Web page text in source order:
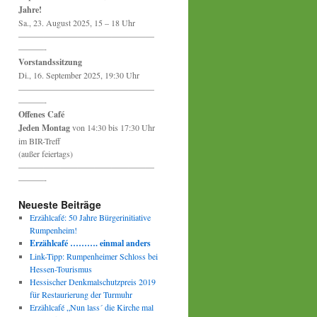
Jahre!
Sa., 23. August 2025, 15 – 18 Uhr
————————————————
———-
Vorstandssitzung
Di., 16. September 2025, 19:30 Uhr
————————————————
———-
Offenes Café
Jeden Montagvon 14:30 bis 17:30 Uhr
im BIR-Treff
(außer feiertags)
————————————————
———-
Neueste Beiträge
Erzählcafé: 50 Jahre Bürgerinitiative
Rumpenheim!
Erzählcafé ………. einmal anders
Link-Tipp: Rumpenheimer Schloss bei
Hessen-Tourismus
Hessischer Denkmalschutzpreis 2019
für Restaurierung der Turmuhr
Erzählcafé „Nun lass´ die Kirche mal